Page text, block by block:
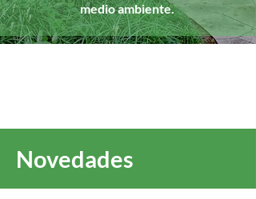
medio ambiente.
Novedades